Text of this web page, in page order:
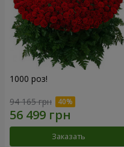
1000 роз!
94 165 грн
Заказать